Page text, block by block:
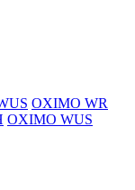
OXIMO WR
OXIMO WUS